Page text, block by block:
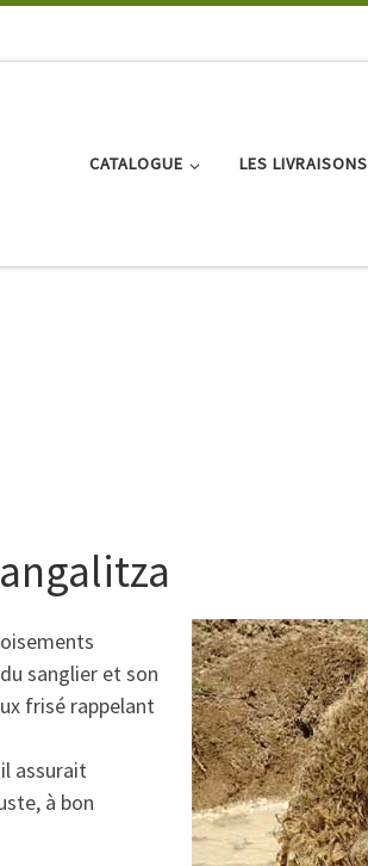
CATALOGUE LES LIVRAISONS
sanglier et son
frisé rappelant
assurait
à bon